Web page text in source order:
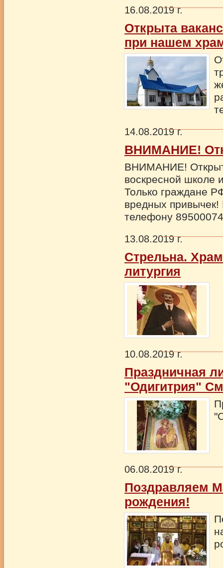
16.08.2019 г.
Открыта
при нашем
14.08.2019 г.
ВНИМАНИЕ!
ВНИМАНИЕ!
воскресной школе
Только граждане
вредных
телефону
13.08.2019 г.
Стрельна.
литургия
10.08.2019 г.
Праздничная
"Одигитрия"
06.08.2019 г.
Поздравляем
рождения!